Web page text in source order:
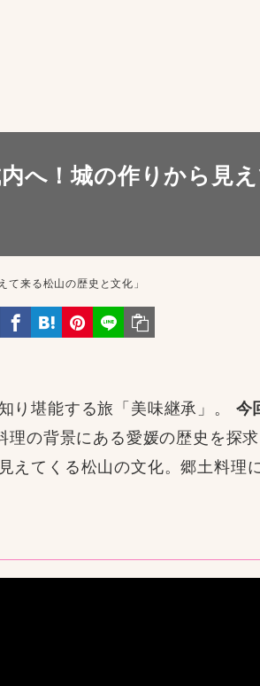
へ！城の作りから見
来る松山の歴史と文化」
り堪能する旅「美味継承」。 今
理の背景にある愛媛の歴史を探
えてくる松山の文化。郷土料理